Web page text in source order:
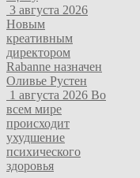
3 августа 2026
Новым
креативным
директором
Rabanne назначен
Оливье Рустен
1 августа 2026 Во
всем мире
происходит
ухудшение
психического
здоровья